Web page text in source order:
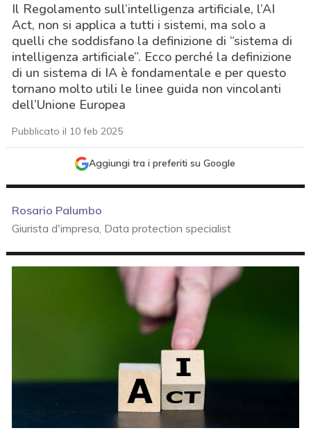
Il Regolamento sull’intelligenza artificiale, l’AI
Act, non si applica a tutti i sistemi, ma solo a
quelli che soddisfano la definizione di “sistema di
intelligenza artificiale”. Ecco perché la definizione
di un sistema di IA è fondamentale e per questo
tornano molto utili le linee guida non vincolanti
dell’Unione Europea
Pubblicato il 10 feb 2025
Aggiungi tra i preferiti su Google
Rosario Palumbo
Giurista d'impresa, Data protection specialist